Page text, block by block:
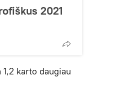
2021
karto daugiau